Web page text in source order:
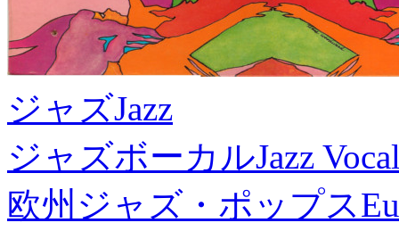
ジャズJazz
ジャズボーカルJazz
欧州ジャズ・ポップス